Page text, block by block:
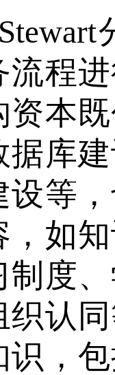
流程
资本
据库
设等
，如
制度
织认
识，